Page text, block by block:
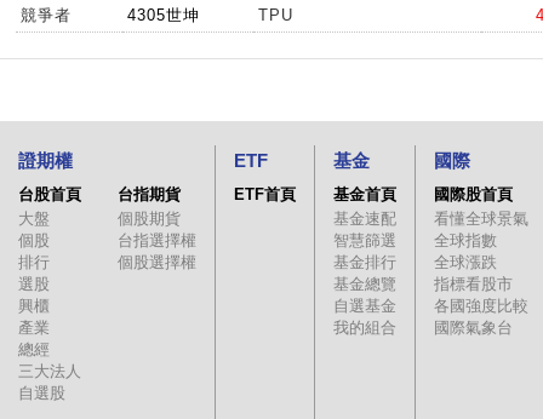
競爭者 4305世坤 TPU
證期權
台股首頁
大盤
個股
排行
選股
興櫃
產業
總經
三大法人
自選股
台指期貨
個股期貨
台指選擇權
個股選擇權
ETF
ETF首頁
基金
基金首頁
基金速配
智慧篩選
基金排行
基金總覽
自選基金
我的組合
國際
國際股首頁
看懂全球景氣
全球指數
全球漲跌
指標看股市
各國強度比較
國際氣象台